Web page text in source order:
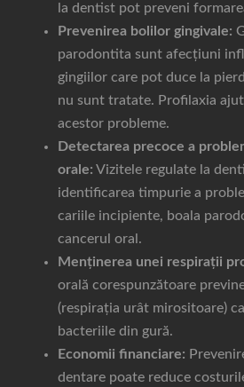
la dentist pot preveni
Prevenirea bolilor gingivale:
parodontita sunt afecțiuni
gingiilor care pot duce la
nu sunt tratate. Profilaxia
acestor probleme.
Detectarea precoce a
orale: Vizitele regulate la
identificarea timpurie a
cariile incipiente, boala
cancerul oral.
Menținerea unei respirații
orală corespunzătoare
(respirația urât mirositoare)
bacteriile din gură.
Economii financiare:
dentare poate reduce